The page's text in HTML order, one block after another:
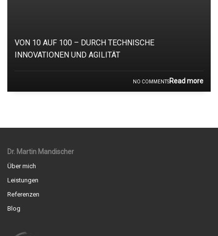
VON 10 AUF 100 – DURCH TECHNISCHE
INNOVATIONEN UND AGILITÄT
Read more
NO COMMENTS
Dr. Martin Mandischer
Über mich
Leistungen
Referenzen
Blog